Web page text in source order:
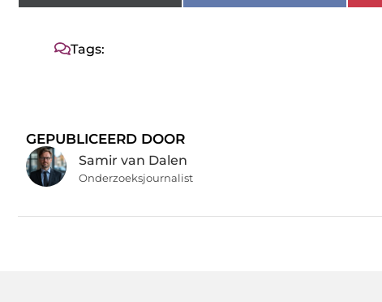
Tags:
GEPUBLICEERD DOOR
Samir van Dalen
Onderzoeksjournalist